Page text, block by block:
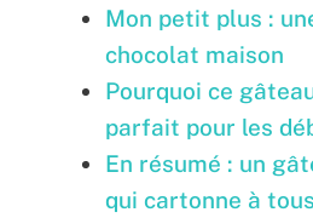
Mon petit plus :
chocolat maison
Pourquoi ce
parfait pour les
En résumé : un
qui cartonne à